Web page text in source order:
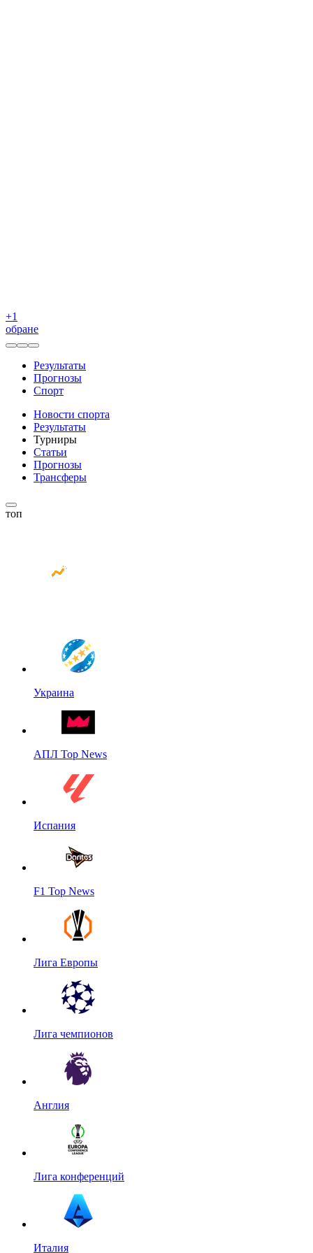
+1
обране
Результаты
Прогнозы
Спорт
Новости спорта
Результаты
Турниры
Статьи
Прогнозы
Трансферы
топ
Украина
АПЛ Top News
Испания
F1 Top News
Лига Европы
Лига чемпионов
Англия
Лига конференций
Италия